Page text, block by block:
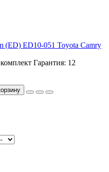
(ED) ED10-051 Toyota Camry
Гарантия: 12